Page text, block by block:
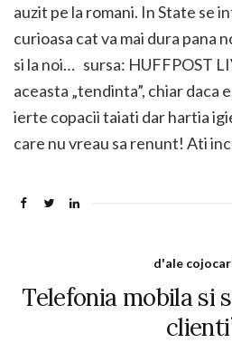
auzit pe la romani. In State se
curioasa cat va mai dura pana
si la noi… sursa: HUFFPOST
aceasta „tendinta”, chiar daca
ierte copacii taiati dar hartia
care nu vreau sa renunt! Ati
d'ale
Telefonia mobila si